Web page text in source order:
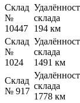
Склад
№
10447
склада
194 км
Склад
№
1024
склада
1491 км
Склад
№ 917
склада
1778 км